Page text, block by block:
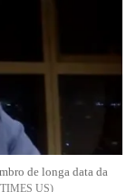
de longa data da
US